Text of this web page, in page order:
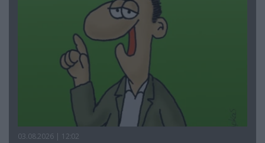
03.08.2026 | 12:02